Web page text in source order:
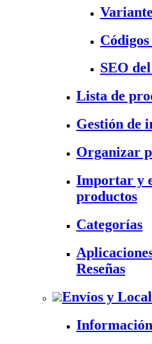
SEO
Lista de
Gestión de
Organizar
Importar y
productos
Categorías
Reseñas
Envíos y